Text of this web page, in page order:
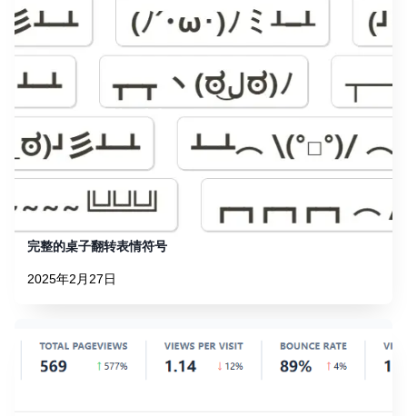
完整的桌子翻转表情符号
2025年2月27日